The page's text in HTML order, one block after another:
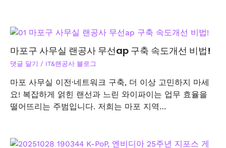
마포구 사무실 랜공사 무선ap 구축 속도개선 비법!
댓글 달기 / IT&랜공사 블로그
마포 사무실 이전·네트워크 구축, 더 이상 고민하지 마세
요! 복잡하게 얽힌 랜선과 느린 와이파이는 업무 효율을
떨어뜨리는 주범입니다. 저희는 마포 지역…